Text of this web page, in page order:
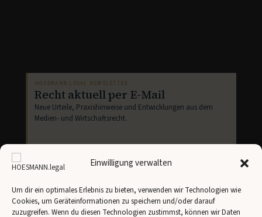
Einwilligung verwalten
Um dir ein optimales Erlebnis zu bieten, verwenden wir Technologien wie
Cookies, um Geräteinformationen zu speichern und/oder darauf
zuzugreifen. Wenn du diesen Technologien zustimmst, können wir Daten
HOESMANN.LEGAL NEWSLETTER
Recht aktuell per E-Mail
Neue Urteile, Praxishinweise und Entwicklungen aus dem
Medien- und Wirtschaftsrecht.
Newsletter abonnieren